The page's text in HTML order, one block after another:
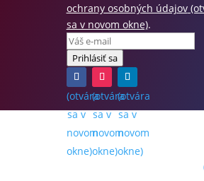
ochrany osobných údajov
sa v novom okne).
Prihlásiť sa
(otvára
sa v
novom
okne)
(otvára
sa v
novom
okne)
(otvára
sa v
novom
okne)